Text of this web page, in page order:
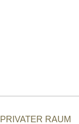
PRIVATER RAUM